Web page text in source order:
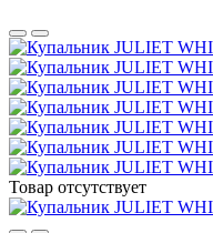
Товар отсутствует